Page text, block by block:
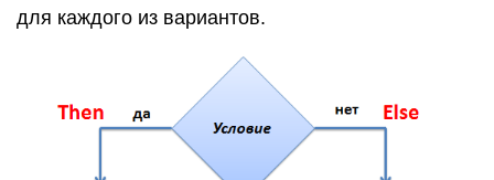
для каждого из вариантов.